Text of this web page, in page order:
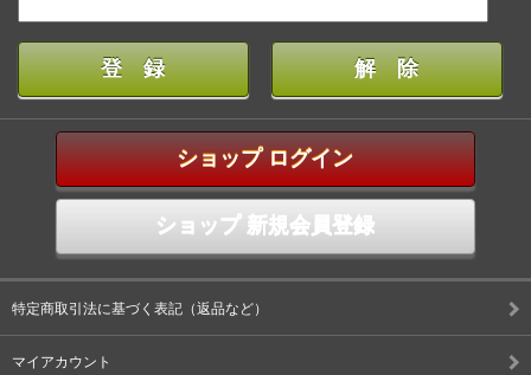
ショップ ログイン
ショップ 新規会員登録
特定商取引法に基づく表記（返品など）
マイアカウント